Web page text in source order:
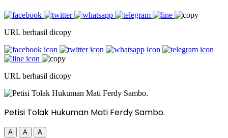
URL berhasil dicopy
URL berhasil dicopy
Petisi Tolak Hukuman Mati Ferdy Sambo.
A A A